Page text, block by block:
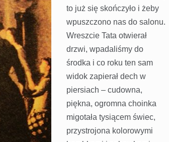
to już się skończyło i żeby
wpuszczono nas do salonu.
Wreszcie Tata otwierał
drzwi, wpadaliśmy do
środka i co roku ten sam
widok zapierał dech w
piersiach – cudowna,
piękna, ogromna choinka
migotała tysiącem świec,
przystrojona kolorowymi